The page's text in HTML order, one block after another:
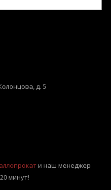
д. 5
и наш менеджер
минут!